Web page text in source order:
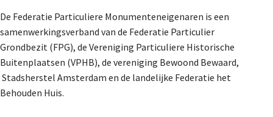
De Federatie Particuliere Monumenteneigenaren is een
samenwerkingsverband van de Federatie Particulier
Grondbezit (FPG), de Vereniging Particuliere Historische
Buitenplaatsen (VPHB), de vereniging Bewoond Bewaard,
Stadsherstel Amsterdam en de landelijke Federatie het
Behouden Huis.